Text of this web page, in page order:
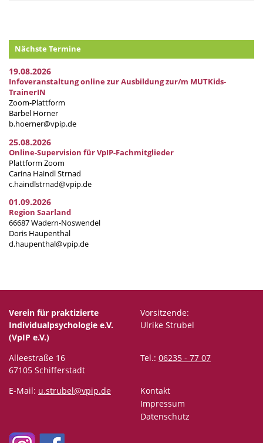
Nächste Termine
19.08.2026
Infoveranstaltung online zur Ausbildung zur/m MUTKids-
TrainerIN
Zoom-Plattform
Bärbel Hörner
b.hoerner@vpip.de
25.08.2026
Online-Supervision für VpIP-Fachmitglieder
Plattform Zoom
Carina Haindl Strnad
c.haindlstrnad@vpip.de
01.09.2026
Region Saarland
66687 Wadern-Noswendel
Doris Haupenthal
d.haupenthal@vpip.de
Verein für praktizierte
Individualpsychologie e.V.
(VpIP e.V.)
Vorsitzende:
Ulrike Strubel
Alleestraße 16
67105 Schifferstadt
Tel.: 06235 - 77 07
E-Mail: u.strubel@vpip.de
Kontakt
Impressum
Datenschutz